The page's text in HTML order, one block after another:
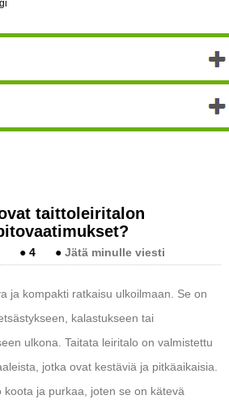
taittoleiritalon
● 4 ● Jätä minulle viesti
ja kompakti ratkaisu ulkoilmaan. Se on
kalastukseen tai
ulkona. Taitata leiritalo on valmistettu
jotka ovat kestäviä ja pitkäaikaisia.
koota ja purkaa, joten se on kätevä